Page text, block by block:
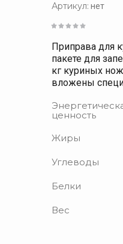
Специи, пряности и
Артикул: нет
Приправа для
пакете для
кг куриных
вложены
ценность
Жиры
Углеводы
Белки
Вес